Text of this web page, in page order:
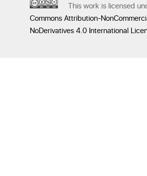
This work is licensed
Commons Attribution-
NoDerivatives 4.0 International